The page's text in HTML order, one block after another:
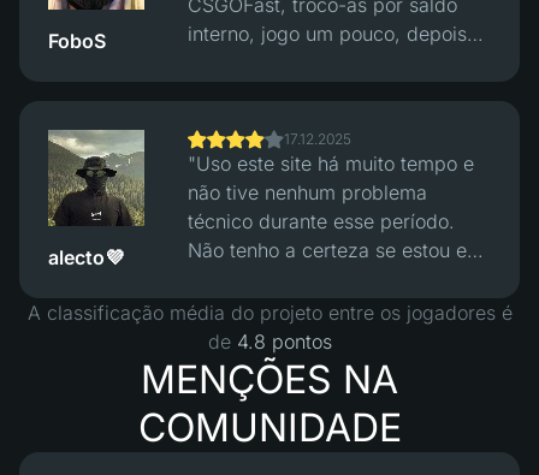
equilibradas, vitórias e derrotas
pareciam justas. O próprio site
funciona bem, interface limpa,
nenhum problema óbvio, mas
ainda precisas de entender que
isto é jogo a dinheiro e não
dinheiro fácil."
FoboS
CSGOFast, troco-as por saldo
interno, jogo um pouco, depois
justas e todo o processo funciona
bem sem problemas."
alecto💜
17.12.2025
"Uso este site há muito tempo e
não tive nenhum problema
técnico durante esse período.
Não tenho a certeza se estou em
considerando como os preços
dos skins aumentaram nos cinco
anos em que estive no jogo,
estou definitivamente em lucro
no geral :)"
A classificação média do projeto entre os jogadores é
de 4.8 pontos
MENÇÕES NA
COMUNIDADE